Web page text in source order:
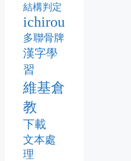
結構判定
ichirou
多聯骨牌
漢字學
習
維基倉
教
下載
文本處
理